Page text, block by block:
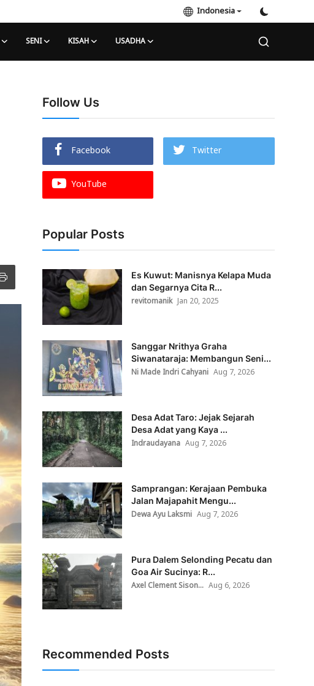
Indonesia
SENI KISAH USADHA
Follow Us
Facebook
Twitter
YouTube
Popular Posts
Es Kuwut: Manisnya Kelapa Muda
dan Segarnya Cita R...
revitomanik Jan 20, 2025
Sanggar Nrithya Graha
Siwanataraja: Membangun Seni...
Ni Made Indri Cahyani Aug 7, 2026
Desa Adat Taro: Jejak Sejarah
Desa Adat yang Kaya ...
Indraudayana Aug 7, 2026
Samprangan: Kerajaan Pembuka
Jalan Majapahit Mengu...
Dewa Ayu Laksmi Aug 7, 2026
Pura Dalem Selonding Pecatu dan
Goa Air Sucinya: R...
Axel Clement Sison... Aug 6, 2026
Recommended Posts